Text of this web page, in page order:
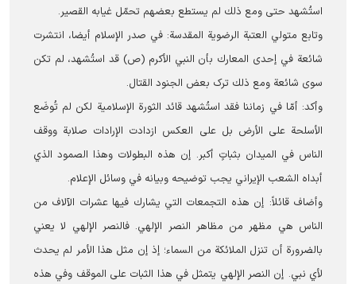
استُشهد حتى ومع ذلك لم يستطع بعضهم تحمّل غيابه القصير.
وتابع متولي العتبة الرضوية المقدسة: في صدر الإسلام أيضا، انتشرت
شائعة في إحدى المعارك بأن النبي الأكرم (ص) قد استُشهد، لم تكن
سوى شائعة ومع ذلك ترک بعض الجنود القتال.
وأكد: أمّا في زماننا فقد استُشهد قائد الثورة الإسلامية لكن لم تُوضَع
الأسلحة على الأرض بل على العكس ازدادت الإرادات صلابة ووقف
الناس في الميدان بثباتٍ أكبر. إن هذه البطولات وهذا الصمود الذي
أبداه الشعب الإيراني يجب توضيحه وبيانه في وسائل الإعلام.
وأضاف قائلاً: إن هذه التجمعات التي يشارك فيها عشرات الآلاف من
الناس هي مظهر من مظاهر النصر الإلهي. فالنصر الإلهي لا يعني
بالضرورة أن تنزل الملائكة من السماء؛ إذ إن مثل هذا الأمر لم يحدث
لأي نبي. إن النصر الإلهي يتمثل في هذا الثبات على الموقف وفي هذه